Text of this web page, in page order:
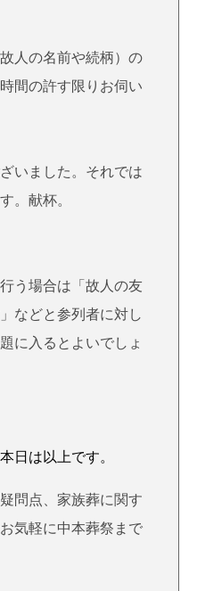
人の名前や続柄）の
間の許す限りお伺い
いました。それでは
。献杯。
う場合は「故人の友
などと参列者に対し
に入るとよいでしょ
日は以上です。
問点、家族葬に関す
気軽に中本葬祭まで